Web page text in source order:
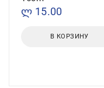
ლ 15.00
В КОРЗИНУ